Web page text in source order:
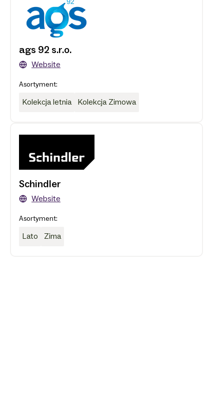
ags 92 s.r.o.
Website
Asortyment:
Kolekcja letnia Kolekcja Zimowa
Schindler
Website
Asortyment:
Lato Zima